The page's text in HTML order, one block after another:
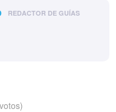
REDACTOR DE GUÍAS
votos)